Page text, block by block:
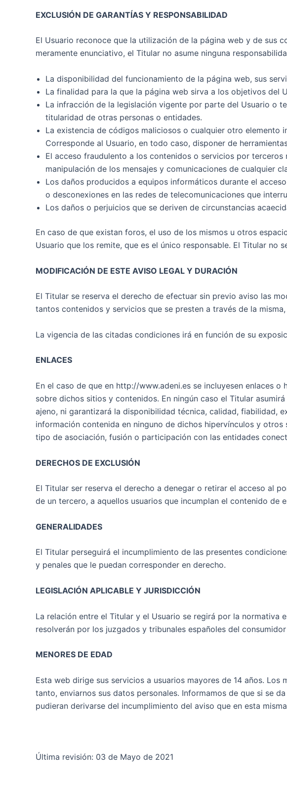
EXCLUSIÓN DE GARANTÍAS Y RESPONSABILIDAD
El Usuario reconoce que la utilización de la página web y de sus
meramente enunciativo, el Titular no asume ninguna
La disponibilidad del funcionamiento de la página web, sus
La finalidad para la que la página web sirva a los objetivos del
La infracción de la legislación vigente por parte del Usuario o
titularidad de otras personas o entidades.
La existencia de códigos maliciosos o cualquier otro
Corresponde al Usuario, en todo caso, disponer de
El acceso fraudulento a los contenidos o servicios por
manipulación de los mensajes y comunicaciones de cualquier
Los daños producidos a equipos informáticos durante el
o desconexiones en las redes de telecomunicaciones que
Los daños o perjuicios que se deriven de circunstancias
En caso de que existan foros, el uso de los mismos u otros
Usuario que los remite, que es el único responsable. El Titular no
MODIFICACIÓN DE ESTE AVISO LEGAL Y DURACIÓN
El Titular se reserva el derecho de efectuar sin previo aviso las
tantos contenidos y servicios que se presten a través de la
La vigencia de las citadas condiciones irá en función de su
ENLACES
En el caso de que en http://www.adeni.es se incluyesen enlaces
sobre dichos sitios y contenidos. En ningún caso el Titular
ajeno, ni garantizará la disponibilidad técnica, calidad, fiabilidad,
información contenida en ninguno de dichos hipervínculos y
tipo de asociación, fusión o participación con las entidades
DERECHOS DE EXCLUSIÓN
El Titular ser reserva el derecho a denegar o retirar el acceso al
de un tercero, a aquellos usuarios que incumplan el contenido de
GENERALIDADES
El Titular perseguirá el incumplimiento de las presentes
y penales que le puedan corresponder en derecho.
LEGISLACIÓN APLICABLE Y JURISDICCIÓN
La relación entre el Titular y el Usuario se regirá por la normativa
resolverán por los juzgados y tribunales españoles del
MENORES DE EDAD
Esta web dirige sus servicios a usuarios mayores de 14 años.
tanto, enviarnos sus datos personales. Informamos de que si se
pudieran derivarse del incumplimiento del aviso que en esta
Última revisión: 03 de Mayo de 2021